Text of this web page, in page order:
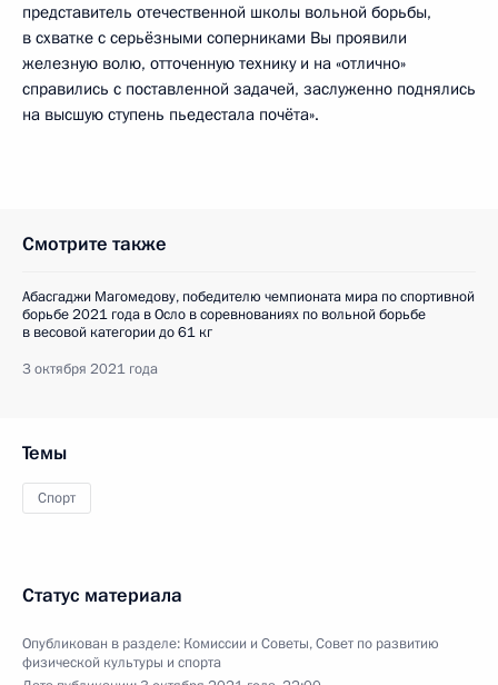
представитель отечественной школы вольной борьбы,
в схватке с серьёзными соперниками Вы проявили
железную волю, отточенную технику и на «отлично»
справились с поставленной задачей, заслуженно поднялись
на высшую ступень пьедестала почёта».
Смотрите также
Абасгаджи Магомедову, победителю чемпионата мира по спортивной
борьбе 2021 года в Осло в соревнованиях по вольной борьбе
в весовой категории до 61 кг
3 октября 2021 года
Темы
Спорт
Статус материала
Опубликован в разделе: Комиссии и Советы,Совет по развитию
физической культуры и спорта